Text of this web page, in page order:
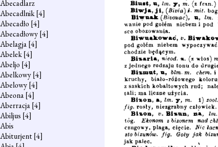
Abecadlarz
Abecadlnik[4]
Abecadło [4]
Abecadłowy[4]
Abelagja[4]
Abelek[4]
Abeljo [4]
Abelkowy[4]
Abelowy[4]
Abeona[4]
Aberracja[4]
Abiljus [4]
Abis
Abiturjent[4]